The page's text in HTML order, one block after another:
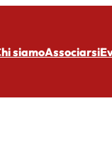
siamoAssociarsi